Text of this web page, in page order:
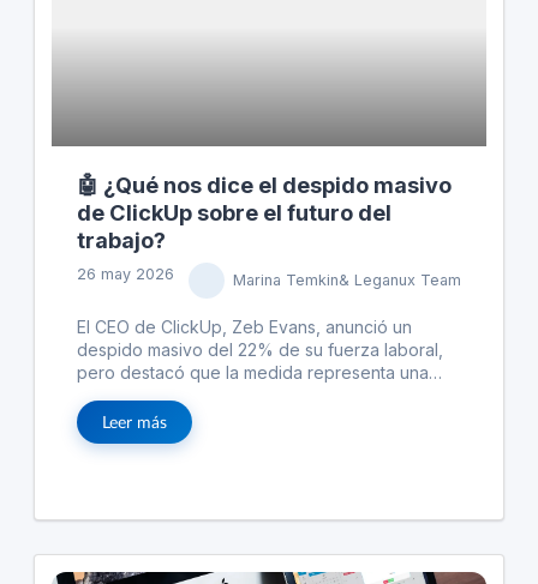
🤖 ¿Qué nos dice el despido masivo
de ClickUp sobre el futuro del
trabajo?
26 may 2026 Marina Temkin& Leganux Team
El CEO de ClickUp, Zeb Evans, anunció un
despido masivo del 22% de su fuerza laboral,
pero destacó que la medida representa una
no una reducción de costos. ClickUp ha
integrado 3,000 agentes de IA para manejar
automatización, ClickUp afirma experimentar
ganancias de productividad reales, planeando
Leer más